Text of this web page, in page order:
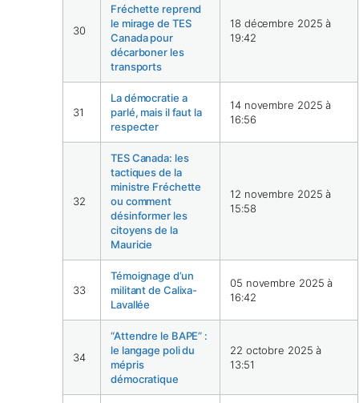
30
Fréchette reprend
le mirage de TES
Canada pour
décarboner les
transports
18 décembre 2025 à
19:42
31
La démocratie a
parlé, mais il faut la
respecter
14 novembre 2025 à
16:56
32
TES Canada: les
tactiques de la
ministre Fréchette
ou comment
désinformer les
citoyens de la
Mauricie
12 novembre 2025 à
15:58
33
Témoignage d’un
militant de Calixa-
Lavallée
05 novembre 2025 à
16:42
34
“Attendre le BAPE” :
le langage poli du
mépris
démocratique
22 octobre 2025 à
13:51